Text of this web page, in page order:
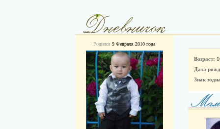
Родился9 Февраля 2010 года
Возраст:
Дата
Знак